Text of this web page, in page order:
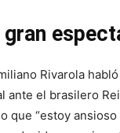
gran
Rivarola
ante el brasilero
que “estoy